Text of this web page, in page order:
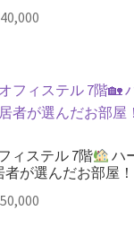
ィステル 7階
ハ
が選んだお部屋！